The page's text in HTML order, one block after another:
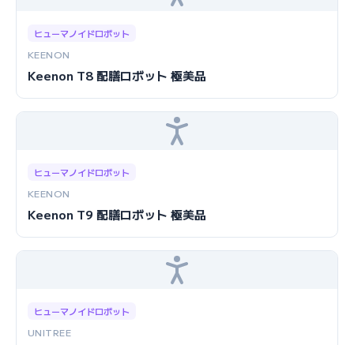
ヒューマノイドロボット
KEENON
Keenon T8 配膳ロボット 極美品
ヒューマノイドロボット
KEENON
Keenon T9 配膳ロボット 極美品
ヒューマノイドロボット
UNITREE